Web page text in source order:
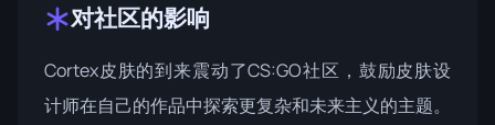
对社区的影响
Cortex皮肤的到来震动了CS:GO社区，鼓励皮肤设
计师在自己的作品中探索更复杂和未来主义的主题。